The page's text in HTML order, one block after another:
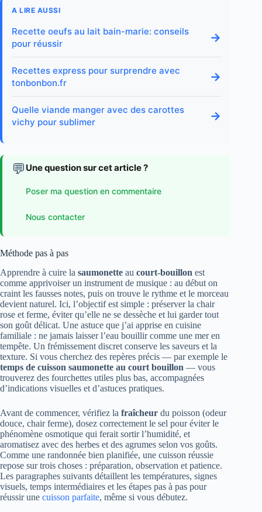
A LIRE AUSSI
Recette oeufs au lait bain-marie: conseils
pour réussir
→
Recettes express pour surprendre avec
tonbonbon.fr
→
Quelle viande manger avec des carottes
vichy pour sublimer
→
💬 Une question sur cet article ?
Poser ma question en commentaire
Nous contacter
Méthode pas à pas
Apprendre à cuire la saumonette au court-bouillon est
comme apprivoiser un instrument de musique : au début on
craint les fausses notes, puis on trouve le rythme et le morceau
devient naturel. Ici, l’objectif est simple : préserver la chair
rose et ferme, éviter qu’elle ne se dessèche et lui garder tout
son goût délicat. Une astuce que j’ai apprise en cuisine
familiale : ne jamais laisser l’eau bouillir comme une mer en
tempête. Un frémissement discret conserve les saveurs et la
texture. Si vous cherchez des repères précis — par exemple le
temps de cuisson saumonette au court bouillon — vous
trouverez des fourchettes utiles plus bas, accompagnées
d’indications visuelles et d’astuces pratiques.
Avant de commencer, vérifiez la fraîcheur du poisson (odeur
douce, chair ferme), dosez correctement le sel pour éviter le
phénomène osmotique qui ferait sortir l’humidité, et
aromatisez avec des herbes et des agrumes selon vos goûts.
Comme une randonnée bien planifiée, une cuisson réussie
repose sur trois choses : préparation, observation et patience.
Les paragraphes suivants détaillent les températures, signes
visuels, temps intermédiaires et les étapes pas à pas pour
réussir une cuisson parfaite, même si vous débutez.